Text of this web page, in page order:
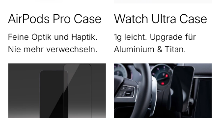
AirPods Pro Case
Feine Optik und Haptik.
Nie mehr verwechseln.
Watch Ultra Case
1g leicht. Upgrade für
Aluminium & Titan.